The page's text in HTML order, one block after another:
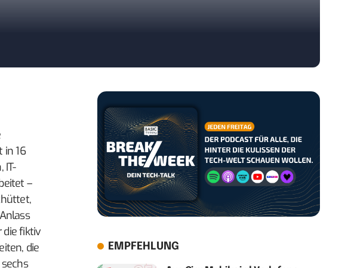
in 16
IT-
–
die fiktiv
die
EMPFEHLUNG